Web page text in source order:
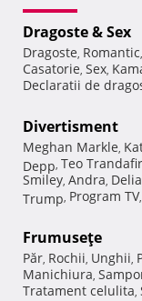
Dragoste & Sex
Dragoste, Romantic,
Casatorie, Sex,
Declaratii de
Divertisment
Meghan Markle,
Depp, Teo Trandafir
Smiley, Andra, Delia
Trump, Program TV,
Frumuseţe
Păr, Rochii, Unghii,
Manichiura,
Tratament celulita,